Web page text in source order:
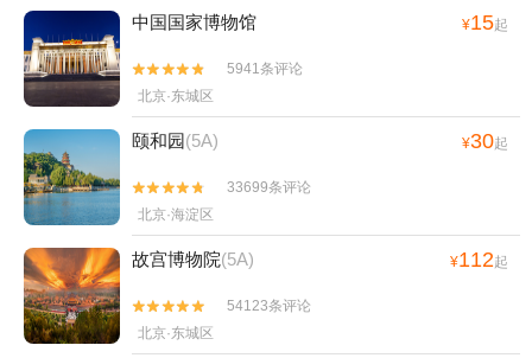
中国国家博物馆 ¥15起


5941条评论
北京·东城区
颐和园(5A) ¥30起


33699条评论
北京·海淀区
故宫博物院(5A) ¥112起


54123条评论
北京·东城区